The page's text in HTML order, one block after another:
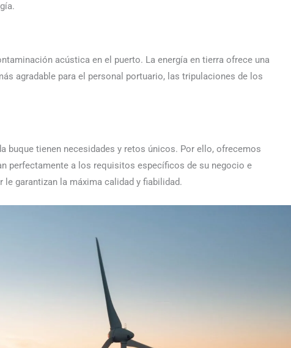
acústica en el puerto. La energía en tierra ofrece una
agradable para el personal portuario, las tripulaciones de los
buque tienen necesidades y retos únicos. Por ello, ofrecemos
perfectamente a los requisitos específicos de su negocio e
garantizan la máxima calidad y fiabilidad.